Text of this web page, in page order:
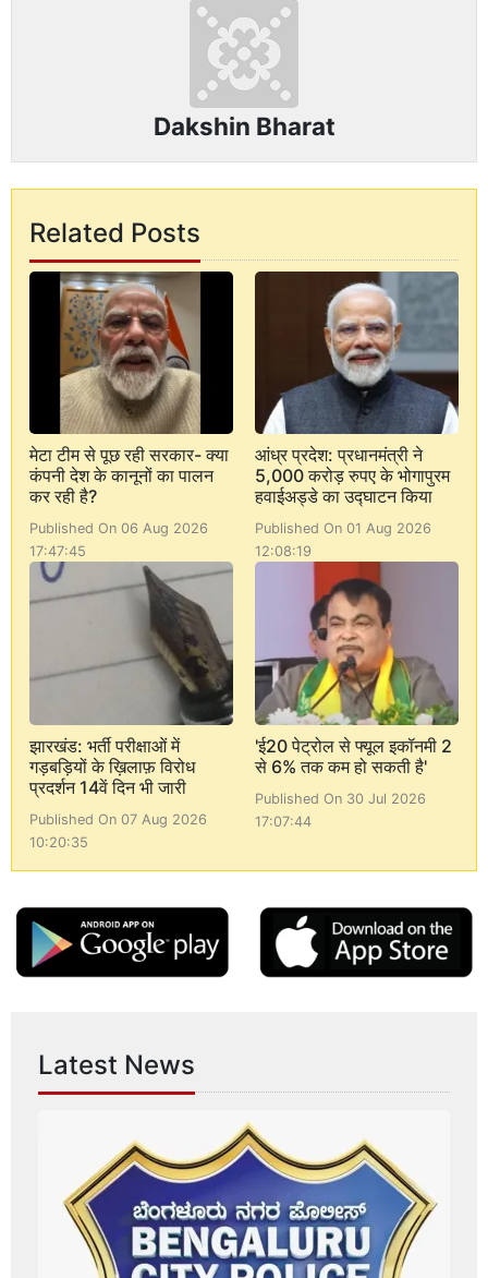
Dakshin Bharat
Related Posts
मेटा टीम से पूछ रही सरकार- क्या
कंपनी देश के कानूनों का पालन
कर रही है?
Published On 06 Aug 2026
17:47:45
आंध्र प्रदेश: प्रधानमंत्री ने
5,000 करोड़ रुपए के भोगापुरम
हवाईअड्डे का उद्घाटन किया
Published On 01 Aug 2026
12:08:19
झारखंड: भर्ती परीक्षाओं में
गड़बड़ियों के ख़िलाफ़ विरोध
प्रदर्शन 14वें दिन भी जारी
Published On 07 Aug 2026
10:20:35
'ई20 पेट्रोल से फ्यूल इकॉनमी 2
से 6% तक कम हो सकती है'
Published On 30 Jul 2026
17:07:44
Latest News